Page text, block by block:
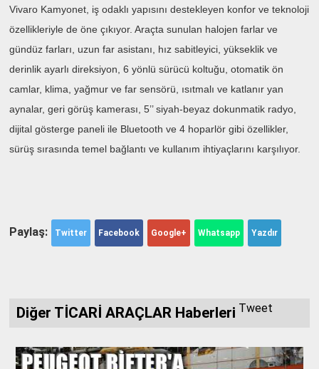
Vivaro Kamyonet, iş odaklı yapısını destekleyen konfor ve teknoloji
özellikleriyle de öne çıkıyor. Araçta sunulan halojen farlar ve
gündüz farları, uzun far asistanı, hız sabitleyici, yükseklik ve
derinlik ayarlı direksiyon, 6 yönlü sürücü koltuğu, otomatik ön
camlar, klima, yağmur ve far sensörü, ısıtmalı ve katlanır yan
aynalar, geri görüş kamerası, 5’’ siyah-beyaz dokunmatik radyo,
dijital gösterge paneli ile Bluetooth ve 4 hoparlör gibi özellikler,
sürüş sırasında temel bağlantı ve kullanım ihtiyaçlarını karşılıyor.
Paylaş: Twitter Facebook Google+ Whatsapp Yazdır
Tweet
Diğer TİCARİ ARAÇLAR Haberleri